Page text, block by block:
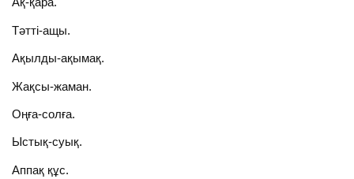
Тәтті-ащы.
Ақылды-ақымақ.
Жақсы-жаман.
Оңға-солға.
Ыстық-суық.
Аппақ құс.